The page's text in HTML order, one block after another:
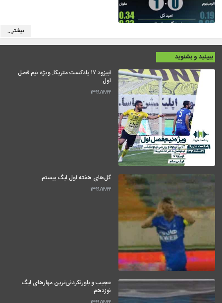
بیشتر...
ببینید و بشنوید
اپیزود ۱۷ پادکست متریکا: ویژه نیم فصل
اول
۱۳۹۹/۱۲/۲۲
گل‌های هفته اول لیگ بیستم
۱۳۹۹/۱۲/۲۲
عجیب و باورنکردنی‌ترین مهارهای لیگ
نوزدهم